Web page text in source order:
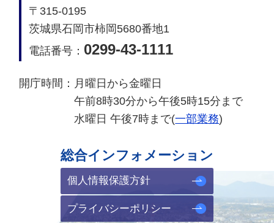
〒315-0195
茨城県石岡市柿岡5680番地1
電話番号： 0299-43-1111
開庁時間： 月曜日から金曜日
午前8時30分から午後5時15分まで
水曜日 午後7時まで(一部業務)
総合インフォメーション
個人情報保護方針
プライバシーポリシー